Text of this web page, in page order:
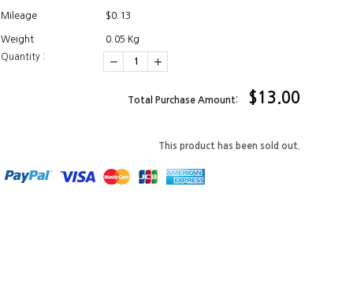
Mileage $0.13
Weight
0.05 Kg
Quantity :
Total Purchase Amount: $13.00
This product has been sold out.